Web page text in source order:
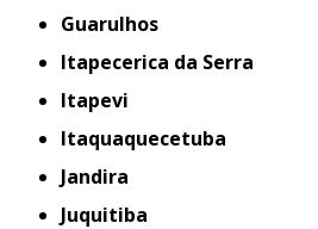
Guarulhos
Itapecerica da Serra
Itapevi
Itaquaquecetuba
Jandira
Juquitiba